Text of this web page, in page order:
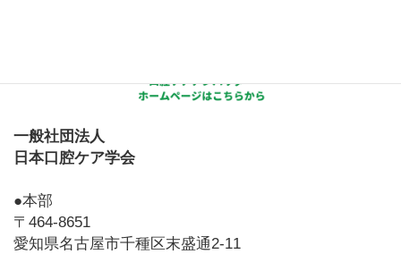
一般社団法人
日本口腔ケア学会
●本部
〒464-8651
愛知県名古屋市千種区末盛通2-11